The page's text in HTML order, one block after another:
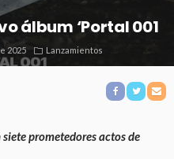
álbum ‘Portal 001
2025 Lanzamientos
prometedores actos de